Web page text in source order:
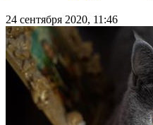
24 сентября 2020, 11:46